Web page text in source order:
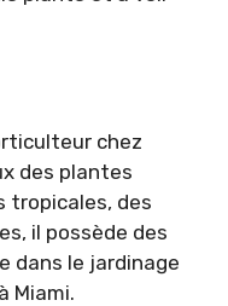
chez
des plantes
tropicales, des
il possède des
dans le jardinage
Miami.